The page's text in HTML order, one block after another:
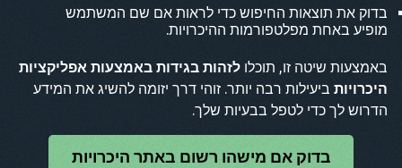
בדוק את תוצאות החיפוש כדי לראות אם שם המשתמש
מופיע באחת מפלטפורמות ההיכרויות.
באמצעות שיטה זו, תוכלו לזהות בגידות באמצעות אפליקציות
היכרויות ביעילות רבה יותר. זוהי דרך יזומה להשיג את המידע
הדרוש לך כדי לטפל בבעיות שלך.
בדוק אם מישהו רשום באתר היכרויות